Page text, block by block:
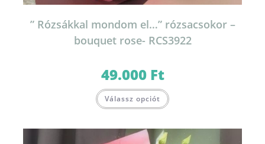
” Rózsákkal mondom el…” rózsacsokor –
bouquet rose- RCS3922
49.000 Ft
Válassz opciót